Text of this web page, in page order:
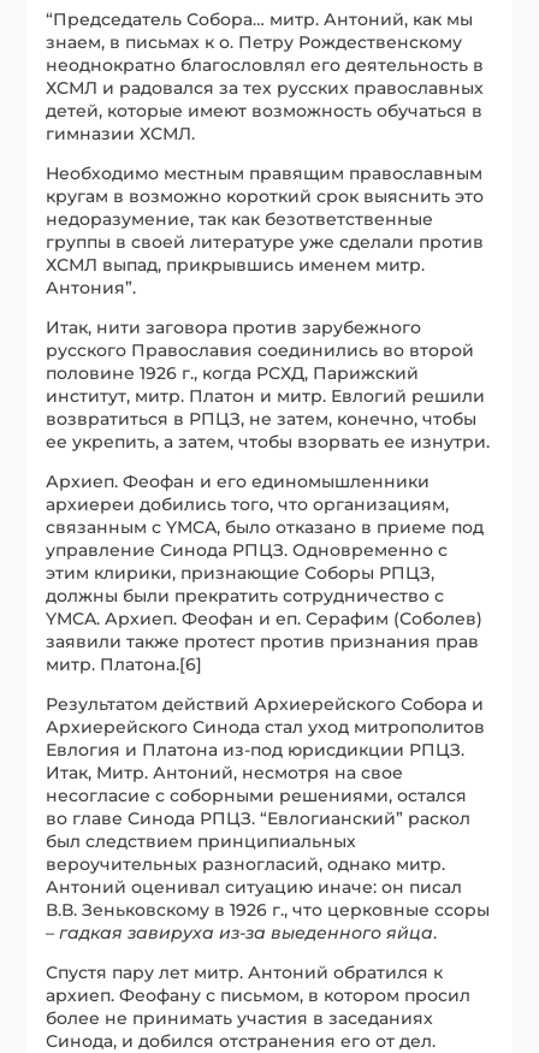
“Председатель Собора… митр. Антоний, как мы
знаем, в письмах к о. Петру Рождественскому
неоднократно благословлял его деятельность в
ХСМЛ и радовался за тех русских православных
детей, которые имеют возможность обучаться в
гимназии ХСМЛ.
Необходимо местным правящим православным
кругам в возможно короткий срок выяснить это
недоразумение, так как безответственные
группы в своей литературе уже сделали против
ХСМЛ выпад, прикрывшись именем митр.
Антония”.
Итак, нити заговора против зарубежного
русского Православия соединились во второй
половине 1926 г., когда РСХД, Парижский
институт, митр. Платон и митр. Евлогий решили
возвратиться в РПЦЗ, не затем, конечно, чтобы
ее укрепить, а затем, чтобы взорвать ее изнутри.
Архиеп. Феофан и его единомышленники
архиереи добились того, что организациям,
связанным с YMCA, было отказано в приеме под
управление Синода РПЦЗ. Одновременно с
этим клирики, признающие Соборы РПЦЗ,
должны были прекратить сотрудничество с
YMCA. Архиеп. Феофан и еп. Серафим (Соболев)
заявили также протест против признания прав
митр. Платона.[6]
Результатом действий Архиерейского Собора и
Архиерейского Синода стал уход митрополитов
Евлогия и Платона из-под юрисдикции РПЦЗ.
Итак, Митр. Антоний, несмотря на свое
несогласие с соборными решениями, остался
во главе Синода РПЦЗ. “Евлогианский” раскол
был следствием принципиальных
вероучительных разногласий, однако митр.
Антоний оценивал ситуацию иначе: он писал
В.В. Зеньковскому в 1926 г., что церковные ссоры
– гадкая завируха из-за выеденного яйца.
Спустя пару лет митр. Антоний обратился к
архиеп. Феофану с письмом, в котором просил
более не принимать участия в заседаниях
Синода, и добился отстранения его от дел.